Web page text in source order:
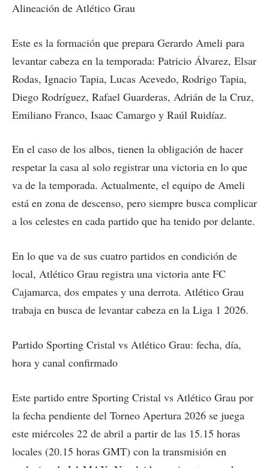
Alineación de Atlético Grau
Este es la formación que prepara Gerardo Ameli para
levantar cabeza en la temporada: Patricio Álvarez, Elsar
Rodas, Ignacio Tapia, Lucas Acevedo, Rodrigo Tapia,
Diego Rodríguez, Rafael Guarderas, Adrián de la Cruz,
Emiliano Franco, Isaac Camargo y Raúl Ruidíaz.
En el caso de los albos, tienen la obligación de hacer
respetar la casa al solo registrar una victoria en lo que
va de la temporada. Actualmente, el equipo de Ameli
está en zona de descenso, pero siempre busca complicar
a los celestes en cada partido que ha tenido por delante.
En lo que va de sus cuatro partidos en condición de
local, Atlético Grau registra una victoria ante FC
Cajamarca, dos empates y una derrota. Atlético Grau
trabaja en busca de levantar cabeza en la Liga 1 2026.
Partido Sporting Cristal vs Atlético Grau: fecha, día,
hora y canal confirmado
Este partido entre Sporting Cristal vs Atlético Grau por
la fecha pendiente del Torneo Apertura 2026 se juega
este miércoles 22 de abril a partir de las 15.15 horas
locales (20.15 horas GMT) con la transmisión en